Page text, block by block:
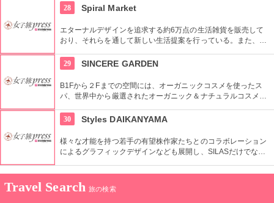
デザインはデザイナーやアーティストに頼むことによって洗練
されたものとなっている。
28 Spiral Market
エターナルデザインを追求する約6万点の生活雑貨を販売して
おり、それらを通して新しい生活提案を行っている。また、買
利用もおすすめ。
29 SINCERE GARDEN
B1Fから２Fまでの空間には、オーガニックコスメを使ったス
パ、世界中から厳選されたオーガニック＆ナチュラルコスメを
り、心も体もリフレッシュできます。
30 Styles DAIKANYAMA
様々な才能を持つ若手の有望株作家たちとのコラボレーション
によるグラフィックデザインなども展開し、SILASだけでな
Travel Search 旅の検索